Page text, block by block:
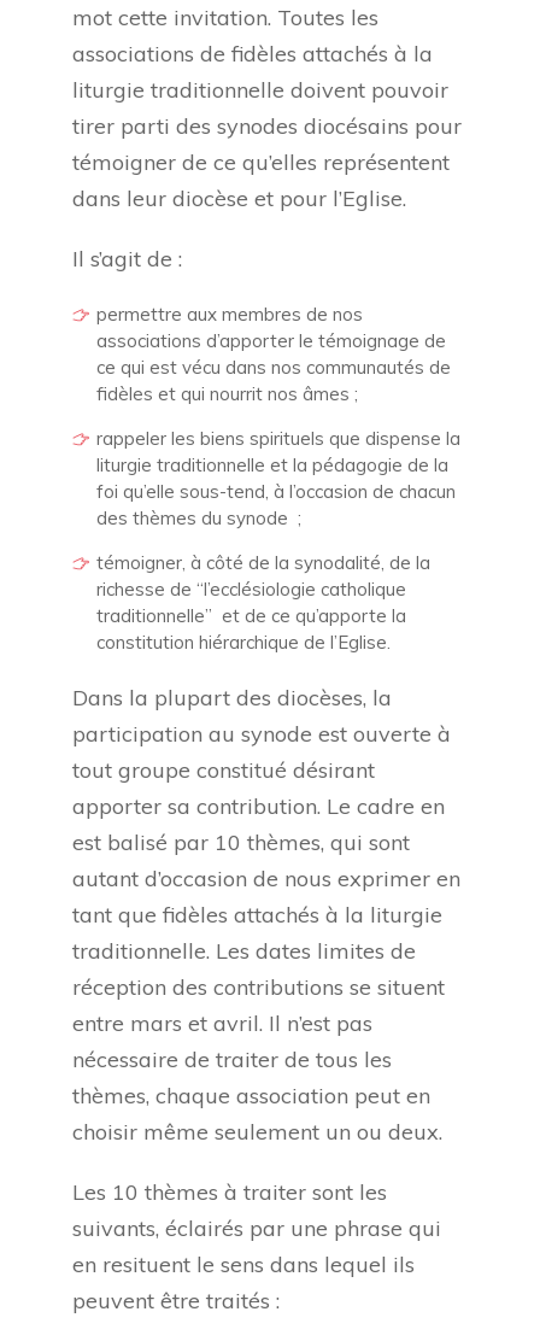
mot cette invitation. Toutes les
associations de fidèles attachés à la
liturgie traditionnelle doivent pouvoir
tirer parti des synodes diocésains pour
témoigner de ce qu’elles représentent
dans leur diocèse et pour l’Eglise.
Il s’agit de :
permettre aux membres de nos
associations d’apporter le témoignage de
ce qui est vécu dans nos communautés de
fidèles et qui nourrit nos âmes ;
rappeler les biens spirituels que dispense la
liturgie traditionnelle et la pédagogie de la
foi qu’elle sous-tend, à l’occasion de chacun
des thèmes du synode ;
témoigner, à côté de la synodalité, de la
richesse de “l’ecclésiologie catholique
traditionnelle” et de ce qu’apporte la
constitution hiérarchique de l’Eglise.
Dans la plupart des diocèses, la
participation au synode est ouverte à
tout groupe constitué désirant
apporter sa contribution. Le cadre en
est balisé par 10 thèmes, qui sont
autant d’occasion de nous exprimer en
tant que fidèles attachés à la liturgie
traditionnelle. Les dates limites de
réception des contributions se situent
entre mars et avril. Il n’est pas
nécessaire de traiter de tous les
thèmes, chaque association peut en
choisir même seulement un ou deux.
Les 10 thèmes à traiter sont les
suivants, éclairés par une phrase qui
en resituent le sens dans lequel ils
peuvent être traités :